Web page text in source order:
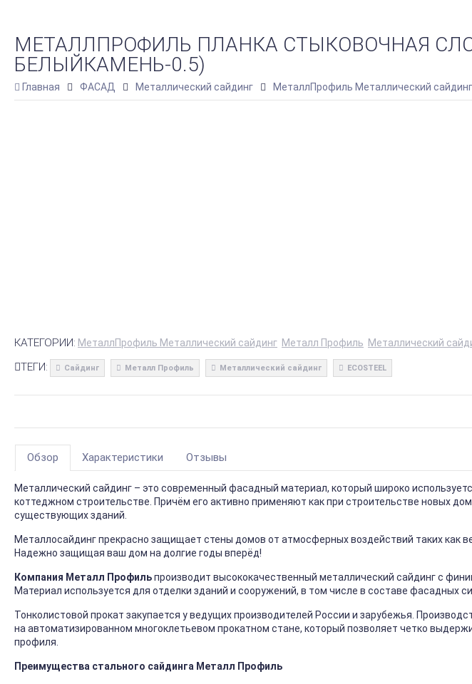
МЕТАЛЛПРОФИЛЬ ПЛАНКА СТЫКОВОЧНАЯ
БЕЛЫЙКАМЕНЬ-0.5)
Главная ФАСАД Металлический сайдинг МеталлПрофиль Металлический сайдинг
КАТЕГОРИИ: МеталлПрофиль Металлический сайдинг Металл Профиль Металлический
ТЕГИ: Сайдинг Металл Профиль Металлический сайдинг ECOSTEEL
Обзор Характеристики Отзывы
Металлический сайдинг – это современный фасадный материал, который широко
коттеджном строительстве. Причём его активно применяют как при строительстве новых
существующих зданий.
Металлосайдинг прекрасно защищает стены домов от атмосферных воздействий таких как
Надежно защищая ваш дом на долгие годы вперёд!
Компания Металл Профильпроизводит высококачественный металлический сайдинг с
Материал используется для отделки зданий и сооружений, в том числе в составе фасадных
Тонколистовой прокат закупается у ведущих производителей России и зарубежья.
на автоматизированном многоклетьевом прокатном стане, который позволяет четко
профиля.
Преимущества стального сайдинга Металл Профиль